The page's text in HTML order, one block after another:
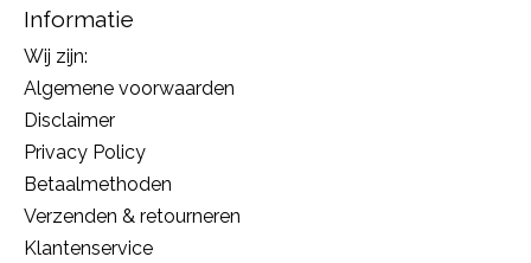
Informatie
Wij zijn:
Algemene voorwaarden
Disclaimer
Privacy Policy
Betaalmethoden
Verzenden & retourneren
Klantenservice